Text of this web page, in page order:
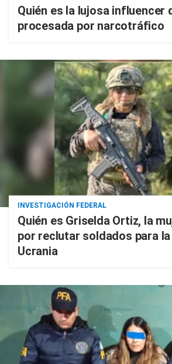
Quién es la lujosa influencer
procesada por narcotráfico
INVESTIGACIÓN FEDERAL
Quién es Griselda Ortiz, la
por reclutar soldados para
Ucrania